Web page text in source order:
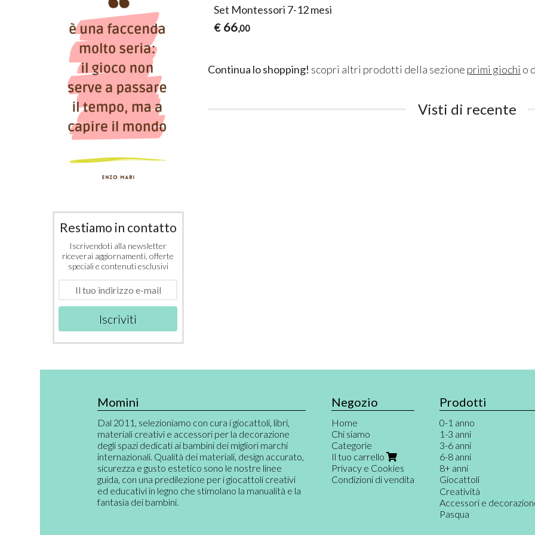
Set Montessori 7-12 mesi
€ 66,00
Continua lo shopping! scopri altri prodotti della sezione primi giochi o
Visti di recente
Restiamo in contatto
Iscrivendoti alla newsletter
riceverai aggiornamenti, offerte
speciali e contenuti esclusivi
Iscriviti
Momini
Dal 2011, selezioniamo con cura i giocattoli, libri,
materiali creativi e accessori per la decorazione
degli spazi dedicati ai bambini dei migliori marchi
internazionali. Qualità dei materiali, design accurato,
sicurezza e gusto estetico sono le nostre linee
guida, con una predilezione per i giocattoli creativi
ed educativi in legno che stimolano la manualità e la
fantasia dei bambini.
Negozio
Home
Chi siamo
Categorie
Il tuo carrello
Privacy e Cookies
Condizioni di vendita
Prodotti
0-1 anno
1-3 anni
3-6 anni
6-8 anni
8+ anni
Giocattoli
Giochi per neonati
Primi giochi
Gioco destrutturato e
Creatività
Accessori e
Pasqua